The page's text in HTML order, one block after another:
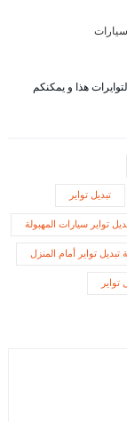
هذا و يمكنكم
تبديل تواير
تواير سيارات المهبولة
تبديل تواير أمام المنزل